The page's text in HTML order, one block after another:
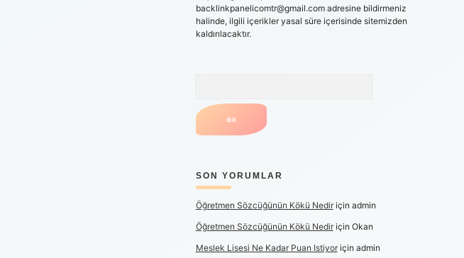
backlinkpanelicomtr@gmail.comadresine bildirmeniz
halinde, ilgili içerikler yasal süre içerisinde sitemizden
kaldırılacaktır.
SON YORUMLAR
Öğretmen Sözcüğünün Kökü Nediriçin admin
Öğretmen Sözcüğünün Kökü Nediriçin Okan
Meslek Lisesi Ne Kadar Puan Istiyoriçin admin